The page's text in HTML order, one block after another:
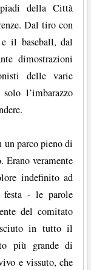
della Città
Dal tiro con
il baseball, dal
dimostrazioni
delle varie
l’imbarazzo
parco pieno di
Erano veramente
indefinito ad
festa - le parole
del comitato
in tutto il
più grande di
e vissuto, che